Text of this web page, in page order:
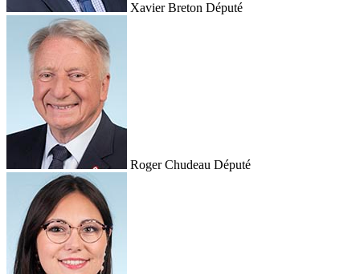
Xavier Breton Député
Roger Chudeau Député